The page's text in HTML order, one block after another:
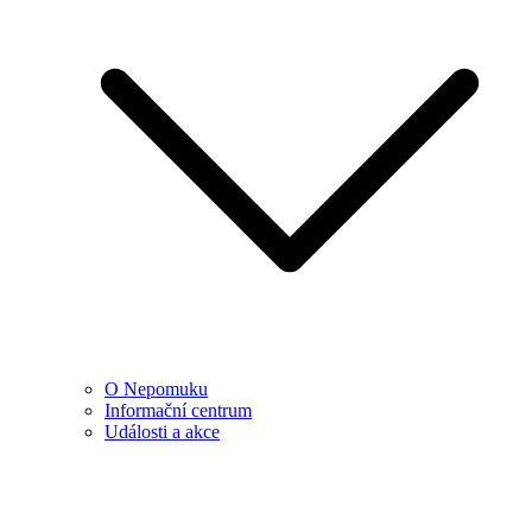
O Nepomuku
Informační centrum
Události a akce